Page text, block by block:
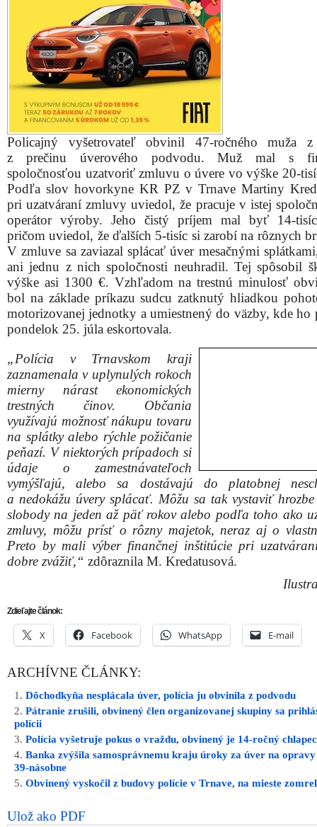
Policajný vyšetrovateľ obvinil 47-ročného muža
z prečinu úverového podvodu. Muž mal s
spoločnosťou uzatvoriť zmluvu o úvere vo výške 20-
Podľa slov hovorkyne KR PZ v Trnave Martiny
pri uzatváraní zmluvy uviedol, že pracuje v istej
operátor výroby. Jeho čistý príjem mal byť 14-
pričom uviedol, že ďalších 5-tisíc si zarobí na rôznych
V zmluve sa zaviazal splácať úver mesačnými
ani jednu z nich spoločnosti neuhradil. Tej spôsobil
výške asi 1300 €. Vzhľadom na trestnú minulosť
bol na základe príkazu sudcu zatknutý hliadkou
motorizovanej jednotky a umiestnený do väzby, kde ho
pondelok 25. júla eskortovala.
„Polícia v Trnavskom kraji
zaznamenala v uplynulých rokoch
mierny nárast ekonomických
trestných činov. Občania
využívajú možnosť nákupu tovaru
na splátky alebo rýchle požičanie
peňazí. V niektorých prípadoch si
údaje o zamestnávateľoch
vymýšľajú, alebo sa dostávajú do platobnej
a nedokážu úvery splácať. Môžu sa tak vystaviť
slobody na jeden až päť rokov alebo podľa toho ako
zmluvy, môžu prísť o rôzny majetok, neraz aj o
Preto by mali výber finančnej inštitúcie pri
dobre zvážiť,“ zdôraznila M. Kredatusová.
Zdieľajte článok:
X Facebook WhatsApp E-mail
ARCHÍVNE ČLÁNKY:
Dôchodkyňa nesplácala úver, polícia ju obvinila z podvodu
Pátranie zrušili, obvinený člen organizovanej skupiny sa
polícii
Polícia vyšetruje pokus o vraždu, obvinený je 14-ročný chlapec
Banka zvýšila samosprávnemu kraju úroky za úver na opravy
39-násobne
Obvinený vyskočil z budovy polície v Trnave, na mieste zomrel
Ulož ako PDF